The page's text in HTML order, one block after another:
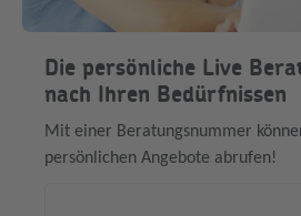
Die persönliche Live
nach Ihren Bedürfnissen
Mit einer Beratungsnummer
persönlichen Angebote abrufen!